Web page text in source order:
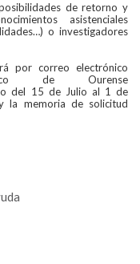
de retorno y
asistenciales
o investigadores
por correo electrónico
de Ourense
del 15 de Julio al 1 de
la memoria de solicitud